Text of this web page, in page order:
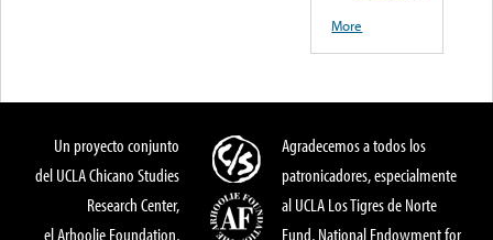
More
Un proyecto conjunto
del UCLA Chicano Studies
Research Center,
el Arhoolie Foundation,
Agradecemos a todos los
patronicadores, especialmente
al UCLA Los Tigres de Norte
Fund, National Endowment for